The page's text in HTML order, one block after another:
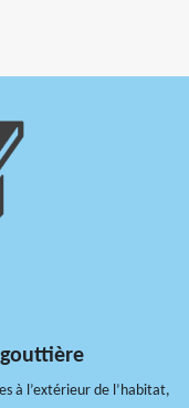
à l’extérieur de l’habitat,